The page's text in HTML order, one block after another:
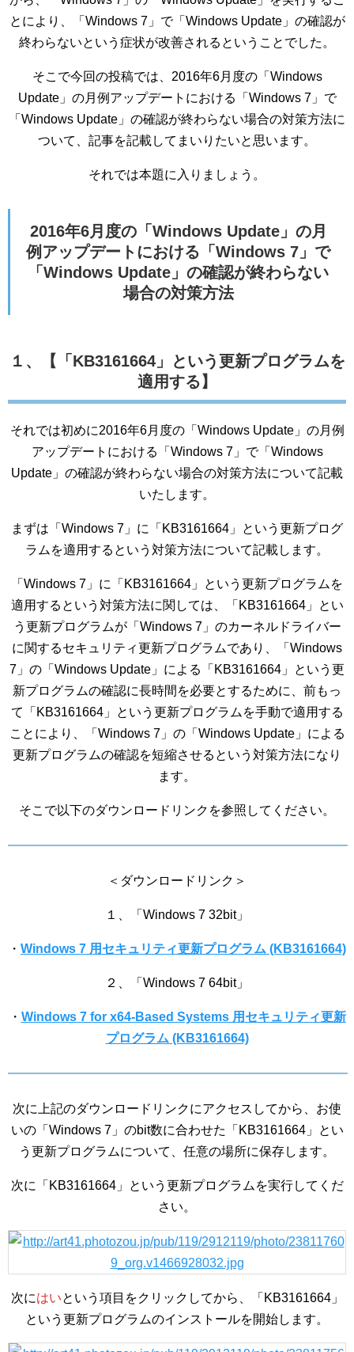
とにより、「Windows 7」で「Windows Update」の確認が
終わらないという症状が改善されるということでした。
そこで今回の投稿では、2016年6月度の「Windows
Update」の月例アップデートにおける「Windows 7」で
「Windows Update」の確認が終わらない場合の対策方法に
ついて、記事を記載してまいりたいと思います。
それでは本題に入りましょう。
2016年6月度の「Windows Update」の月
例アップデートにおける「Windows 7」で
「Windows Update」の確認が終わらない
場合の対策方法
１、【「KB3161664」という更新プログラムを
適用する】
それでは初めに2016年6月度の「Windows Update」の月例
アップデートにおける「Windows 7」で「Windows
Update」の確認が終わらない場合の対策方法について記載
いたします。
まずは「Windows 7」に「KB3161664」という更新プログ
ラムを適用するという対策方法について記載します。
「Windows 7」に「KB3161664」という更新プログラムを
適用するという対策方法に関しては、「KB3161664」とい
う更新プログラムが「Windows 7」のカーネルドライバー
に関するセキュリティ更新プログラムであり、「Windows
7」の「Windows Update」による「KB3161664」という更
新プログラムの確認に長時間を必要とするために、前もっ
て「KB3161664」という更新プログラムを手動で適用する
ことにより、「Windows 7」の「Windows Update」による
更新プログラムの確認を短縮させるという対策方法になり
ます。
そこで以下のダウンロードリンクを参照してください。
＜ダウンロードリンク＞
１、「Windows 7 32bit」
・ Windows 7 用セキュリティ更新プログラム (KB3161664)
２、「Windows 7 64bit」
・ Windows 7 for x64-Based Systems 用セキュリティ更新
プログラム (KB3161664)
次に上記のダウンロードリンクにアクセスしてから、お使
いの「Windows 7」のbit数に合わせた「KB3161664」とい
う更新プログラムについて、任意の場所に保存します。
次に「KB3161664」という更新プログラムを実行してくだ
さい。
次にはいという項目をクリックしてから、「KB3161664」
という更新プログラムのインストールを開始します。